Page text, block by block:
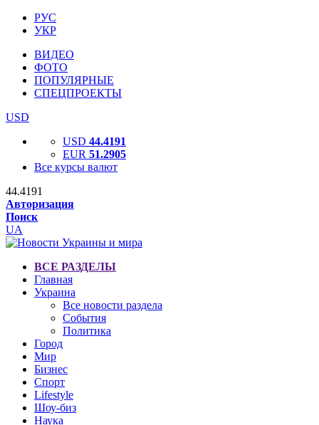
РУС
УКР
ВИДЕО
ФОТО
ПОПУЛЯРНЫЕ
СПЕЦПРОЕКТЫ
USD
USD 44.4191
EUR 51.2905
Все курсы валют
44.4191
Авторизация
Поиск
UA
ВСЕ РАЗДЕЛЫ
Главная
Украина
Все новости раздела
События
Политика
Город
Мир
Бизнес
Спорт
Lifestyle
Шоу-биз
Наука